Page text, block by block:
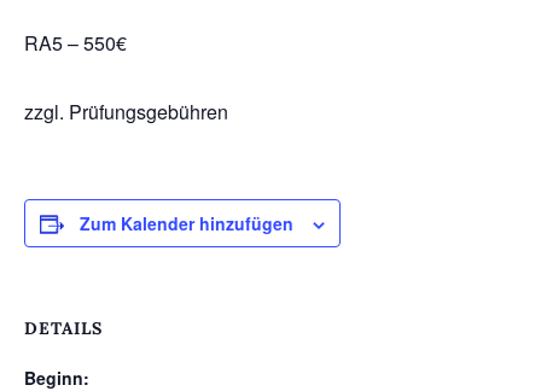
RA5 – 550€
zzgl. Prüfungsgebühren
Zum Kalender hinzufügen
DETAILS
Beginn: